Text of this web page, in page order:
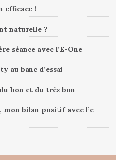
efficace !
naturelle ?
séance avec l’E-One
au banc d’essai
bon et du très bon
mon bilan positif avec l’e-